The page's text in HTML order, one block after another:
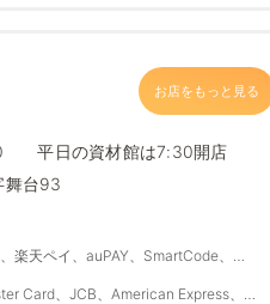
お店をもっと見る
平日の資材館は7:30開店
舞台93
楽天ペイ、auPAY、SmartCode、
Card、JCB、American Express、